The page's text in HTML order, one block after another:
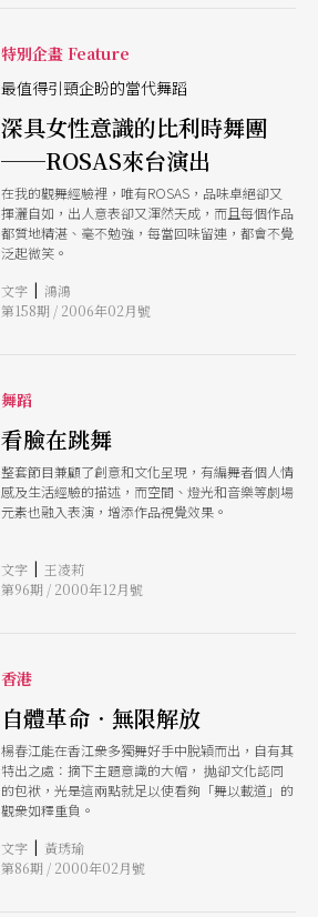
特別企畫 Feature
最值得引頸企盼的當代舞蹈
深具女性意識的比利時舞團
──ROSAS來台演出
在我的觀舞經驗裡，唯有ROSAS，品味卓絕卻又
揮灑自如，出人意表卻又渾然天成，而且每個作品
都質地精湛、毫不勉強，每當回味留連，都會不覺
泛起微笑。
文字 | 鴻鴻
第158期 / 2006年02月號
舞蹈
看臉在跳舞
整套節目兼顧了創意和文化呈現，有編舞者個人情
感及生活經驗的描述，而空間、燈光和音樂等劇場
元素也融入表演，增添作品視覺效果。
文字 | 王凌莉
第96期 / 2000年12月號
香港
自體革命．無限解放
楊春江能在香江衆多獨舞好手中脫穎而出，自有其
特出之處：摘下主題意識的大帽， 抛卻文化認同
的包袱，光是這兩點就足以使看夠「舞以載道」的
觀衆如釋重負。
文字 | 黃琇瑜
第86期 / 2000年02月號